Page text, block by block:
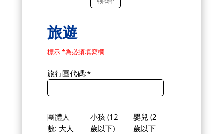
旅遊
標示 *為必須填寫欄
旅行團代碼:*
團體人
數: 大人
小孩 (12
歲以下)
嬰兒 (2
歲以下